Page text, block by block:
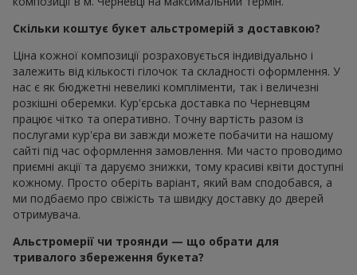
Скільки коштує букет альстромерій з доставкою?
Ціна кожної композиції розраховується індивідуально і
залежить від кількості гілочок та складності оформлення. У
нас є як бюджетні невеликі компліменти, так і величезні
розкішні оберемки. Кур'єрська доставка по Черневцям
працює чітко та оперативно. Точну вартість разом із
послугами кур'єра ви завжди можете побачити на нашому
сайті під час оформлення замовлення. Ми часто проводимо
приємні акції та даруємо знижки, тому красиві квіти доступні
кожному. Просто оберіть варіант, який вам сподобався, а
ми подбаємо про свіжість та швидку доставку до дверей
отримувача.
Альстромерії чи троянди — що обрати для
тривалого збереження букета?